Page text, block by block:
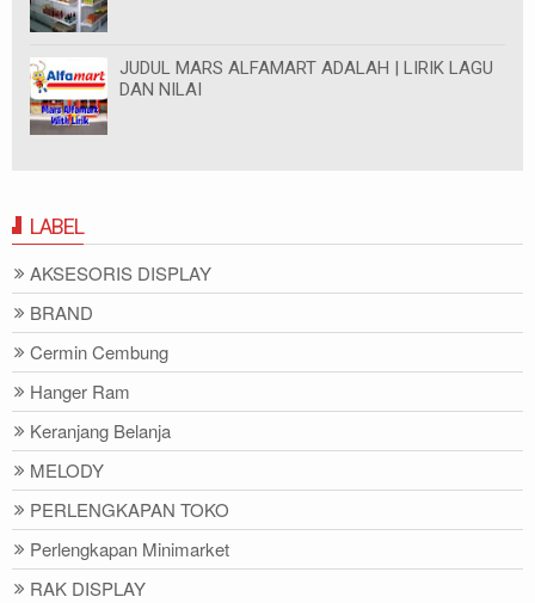
JUDUL MARS ALFAMART ADALAH | LIRIK LAGU
DAN NILAI
LABEL
AKSESORIS DISPLAY
BRAND
Cermin Cembung
Hanger Ram
Keranjang Belanja
MELODY
PERLENGKAPAN TOKO
Perlengkapan Minimarket
RAK DISPLAY